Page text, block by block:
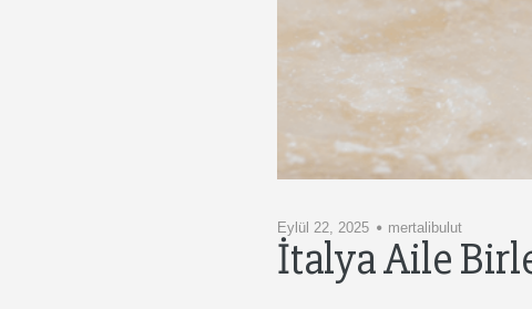
Eylül 22, 2025 mertalibulut
İtalya Aile